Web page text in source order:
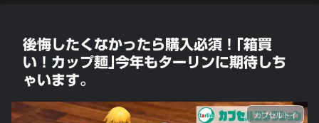
後悔したくなかったら購入必須！｢箱買
い！カップ麺｣今年もターリンに期待しち
ゃいます。
カプセルトイ